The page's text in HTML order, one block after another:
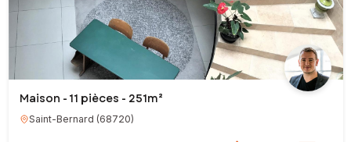
Maison - 11 pièces - 251m²
Saint-Bernard (68720)